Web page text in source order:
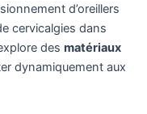
d’oreillers
cervicalgies dans
des matériaux
dynamiquement aux